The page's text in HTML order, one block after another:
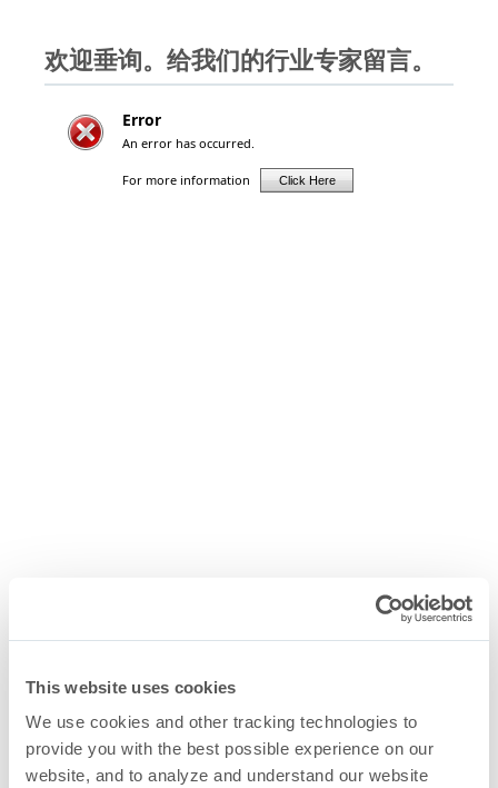
This website uses cookies
We use cookies and other tracking technologies to
provide you with the best possible experience on our
website, and to analyze and understand our website
欢迎垂询。给我们的行业专家留言。